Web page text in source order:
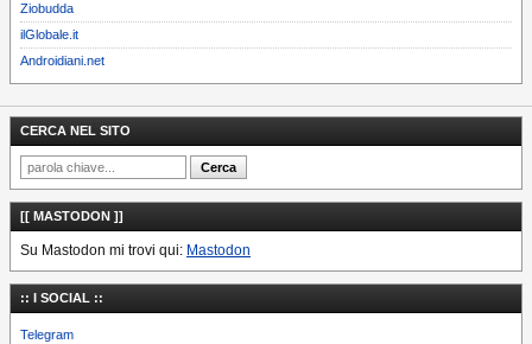
Ziobudda
ilGlobale.it
Androidiani.net
CERCA NEL SITO
[[ MASTODON ]]
Su Mastodon mi trovi qui: Mastodon
:: I SOCIAL ::
Telegram